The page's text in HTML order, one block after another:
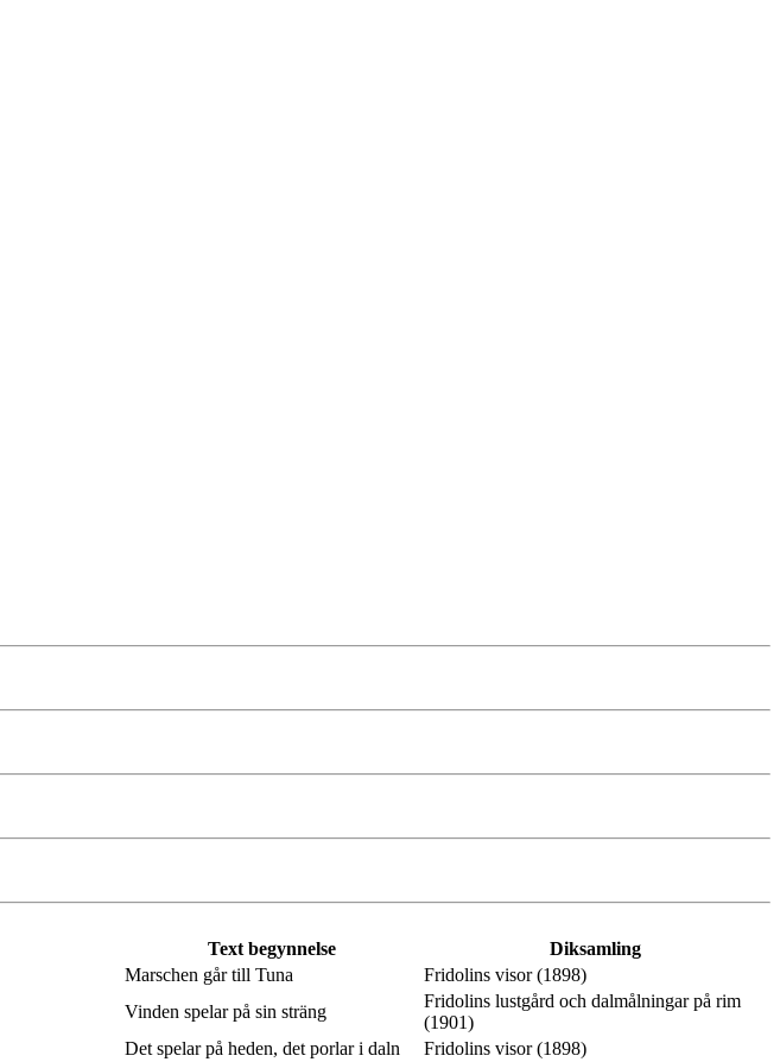
Text begynnelse
Diksamling
Marschen går till Tuna
Fridolins visor (1898)
Vinden spelar på sin sträng
Fridolins lustgård och dalmålningar på rim
(1901)
Det spelar på heden, det porlar i daln
Fridolins visor (1898)